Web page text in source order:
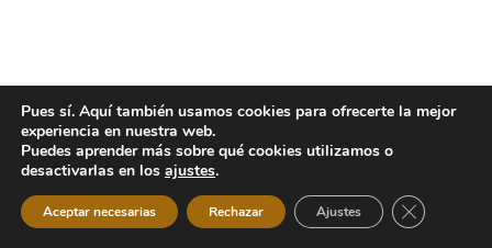
Pues sí. Aquí también usamos cookies para ofrecerte la mejor
experiencia en nuestra web.
Puedes aprender más sobre qué cookies utilizamos o
desactivarlas en los ajustes.
Aceptar necesarias Rechazar Ajustes Cerrar el